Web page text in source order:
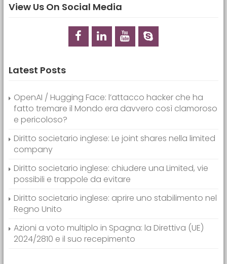
View Us On Social Media
Latest Posts
OpenAI / Hugging Face: l’attacco hacker che ha
fatto tremare il Mondo era davvero così clamoroso
e pericoloso?
Diritto societario inglese: Le joint shares nella limited
company
Diritto societario inglese: chiudere una Limited, vie
possibili e trappole da evitare
Diritto societario inglese: aprire uno stabilimento nel
Regno Unito
Azioni a voto multiplo in Spagna: la Direttiva (UE)
2024/2810 e il suo recepimento